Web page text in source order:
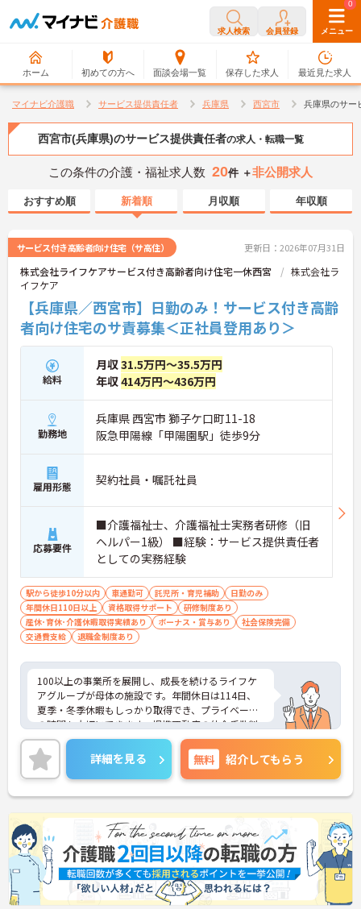
求人検索 会員登録 メニュー
ホーム 初めての方へ 面談会場一覧
0
保存した求人
0
最近見た求人
マイナビ介護職 サービス提供責任者 兵庫県 西宮市 兵庫県のサー
西宮市(兵庫県)のサービス提供責任者の求人・転職一覧
この条件の介護・福祉求人数 20件 ＋非公開求人
おすすめ順 新着順 月収順 年収順
サービス付き高齢者向け住宅（サ高住） 更新日：2026年07月31日
株式会社ライフケアサービス付き高齢者向け住宅一休西宮
株式会社ラ
イフケア
【兵庫県／西宮市】日勤のみ！サービス付き高齢
者向け住宅のサ責募集＜正社員登用あり＞
給料
月収31.5万円～35.5万円
年収414万円～436万円
勤務地
兵庫県 西宮市 獅子ケ口町11-18
阪急甲陽線「甲陽園駅」徒歩9分
雇用形態 契約社員・嘱託社員
応募要件
■介護福祉士、介護福祉士実務者研修（旧
ヘルパー1級） ■経験：サービス提供責任者
としての実務経験
駅から徒歩10分以内 車通勤可 託児所・育児補助
日勤のみ
年間休日110日以上
資格取得サポート
研修制度あり
産休･育休･介護休暇取得実績あり
ボーナス・賞与あり
社会保険完備
交通費支給
退職金制度あり
100以上の事業所を展開し、成長を続けるライフケ
アグループが母体の施設です。年間休日は114日、
夏季・冬季休暇もしっかり取得でき、プライベート
の時間も大切にできます。提携不動産の仲介手数料
無料や企業主導型保育園の社員割引、鍼灸整骨院の
無料診療など、同法人ならではのユニークな福利厚
生も魅力です。「仕事を楽しむ」をモットーに、ア
ットホームでゆったりとした雰囲気のなか、あなた
の意見やアイデアを活かせます。資格取得支援やキ
ャリアパス制度も整っており、チームワークを大切
にしながら安定した組織で長くキャリアを築きたい
方、向上心を持って積極的に業務に取り組める方か
らのご応募をお待ちしております。 ご興味のある方
は詳細等をお伝えしますので、お気軽にお問い合わ
せください。
詳細を見る 無料 紹介してもらう